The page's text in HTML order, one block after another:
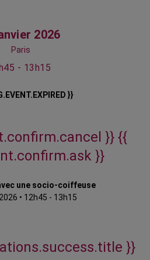
2026
Paris
- 13h15
}}
}} {{
}}
une socio-coiffeuse
• 12h45 - 13h15
}}